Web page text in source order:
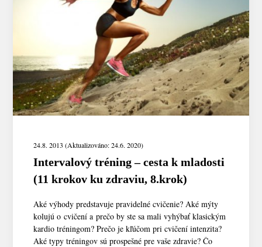
24.8. 2013 (Aktualizováno: 24.6. 2020)
Intervalový tréning – cesta k mladosti
(11 krokov ku zdraviu, 8.krok)
Aké výhody predstavuje pravidelné cvičenie? Aké mýty
kolujú o cvičení a prečo by ste sa mali vyhýbať klasickým
kardio tréningom? Prečo je kľúčom pri cvičení intenzita?
Aké typy tréningov sú prospešné pre vaše zdravie? Čo